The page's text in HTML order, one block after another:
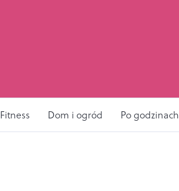
Fitness Dom i ogród Po godzinach